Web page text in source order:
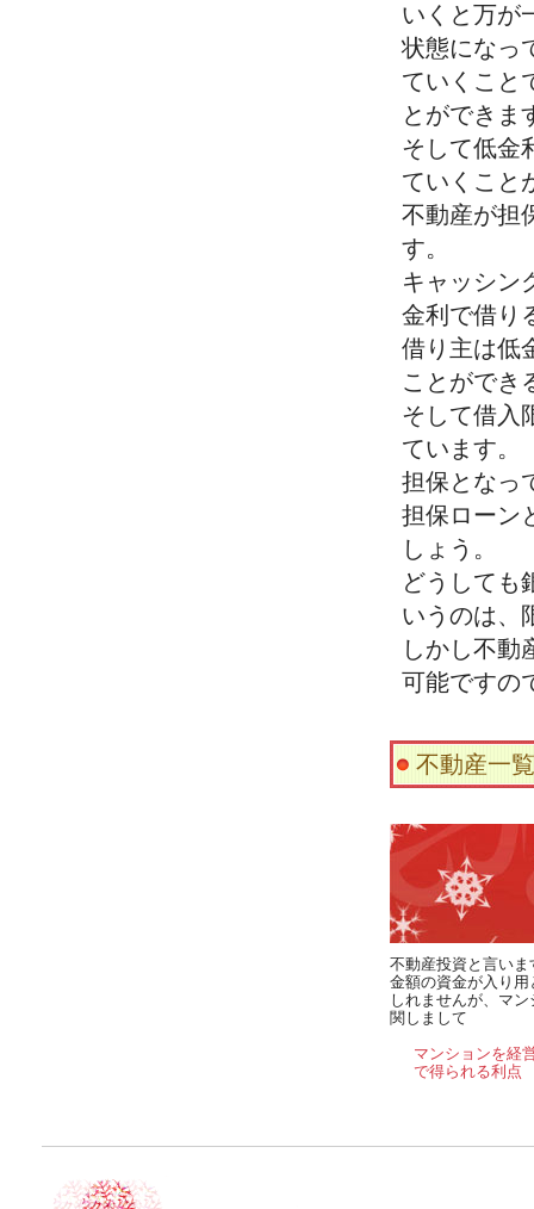
いくと万が
状態になっ
ていくこと
とができま
そして低金
ていくこと
不動産が担
す。
キャッシン
金利で借り
借り主は低
ことができ
そして借入
ています。
担保となっ
担保ローン
しょう。
どうしても
いうのは、
しかし不動
可能ですの
不動産一覧
不動産投資と言いま
金額の資金が入り用
しれませんが、マ
関しまして
マンションを経
で得られる利点